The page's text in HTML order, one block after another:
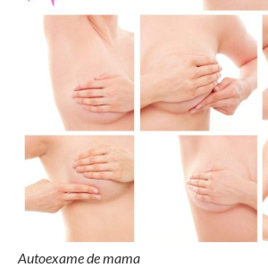
Autoexame de mama